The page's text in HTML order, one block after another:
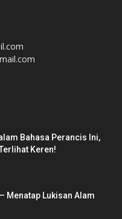
Bahasa Perancis Ini,
Keren!
Menatap Lukisan Alam